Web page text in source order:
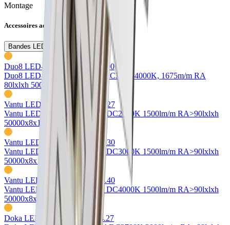
Montage
Accessoires adaptés
Bandes LED
Duo8 LED-Strip flex
76.10332.00
Duo8 LED-Strip 10W/m 24V DC3000-4000K, 1675m/m RA
80lxlxh 50000x8x1mm
Vantu LED-Strip flex
76.10333.27
Vantu LED-Strip 8.6W/m 24V DC2700K 1500lm/m RA>90lxlxh
50000x8x1mm
Vantu LED-Strip flex 76.10333.30
Vantu LED-Strip 8.6W/m 24V DC3000K 1500lm/m RA>90lxlxh
50000x8x1mm
Vantu LED-Strip flex
76.10333.40
Vantu LED-Strip 8.6W/m 24V DC4000K 1500lm/m RA>90lxlxh
50000x8x1mm
Doka LED-Strip flex
76.10334.27